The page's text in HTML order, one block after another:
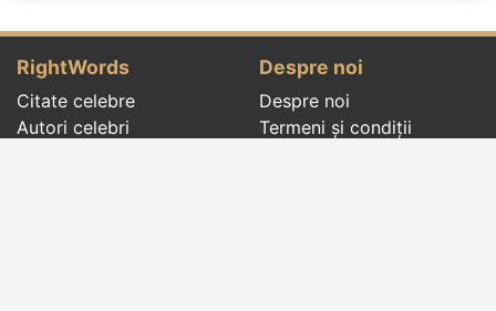
RightWords
Citate celebre
Autori celebri
Despre noi
Despre noi
Termeni și condiții